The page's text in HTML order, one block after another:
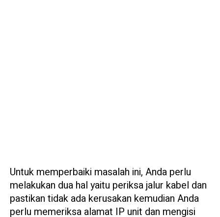
Untuk memperbaiki masalah ini, Anda perlu
melakukan dua hal yaitu periksa jalur kabel dan
pastikan tidak ada kerusakan kemudian Anda
perlu memeriksa alamat IP unit dan mengisi